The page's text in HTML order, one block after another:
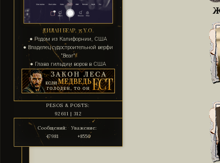
ДИЛАН БЕАР, 35 Y.O.
● Родом из Калифорнии, США
● Владелец судостроительной верфи
"Bear"
● Глава гильдии воров в США
PESOS & POSTS:
92611 | 312
Сообщений:
47981
Уважение:
+8550